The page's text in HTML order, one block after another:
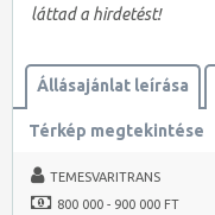
láttad a hirdetést!
Állásajánlat leírása
Térkép megtekintése
TEMESVARITRANS
800 000 - 900 000 FT